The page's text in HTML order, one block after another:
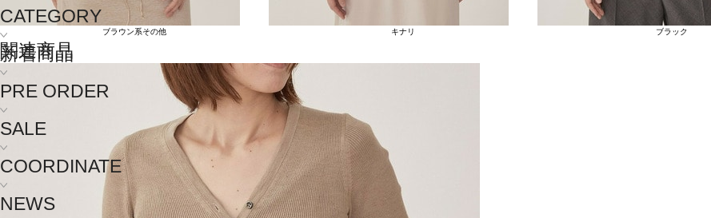
CATEGORY
新着商品
PRE ORDER
SALE
COORDINATE
NEWS
ブラウン系その他 キナリ ブラック
関連商品